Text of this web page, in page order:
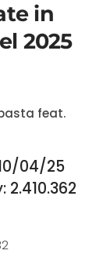
in
2025
feat.
04/25